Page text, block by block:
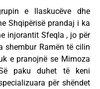
e llaskucëve dhe
Shqipërisë prandaj i ka
injorantit Sfeqla , jo për
shembur Ramën të cilin
e pranojnë se Mimoza
paku duhet të keni
për shëndet